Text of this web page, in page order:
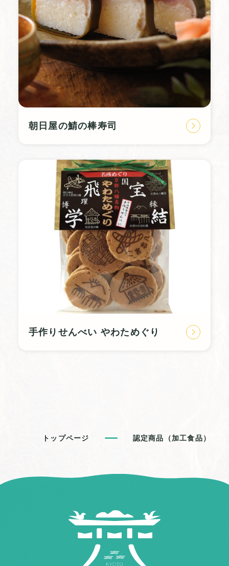
朝日屋の鯖の棒寿司
手作りせんべい やわためぐり
トップページ 認定商品（加工食品）